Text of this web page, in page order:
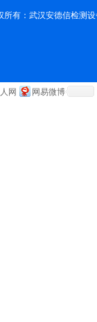
所有：武汉安德信检测
网 网易微博